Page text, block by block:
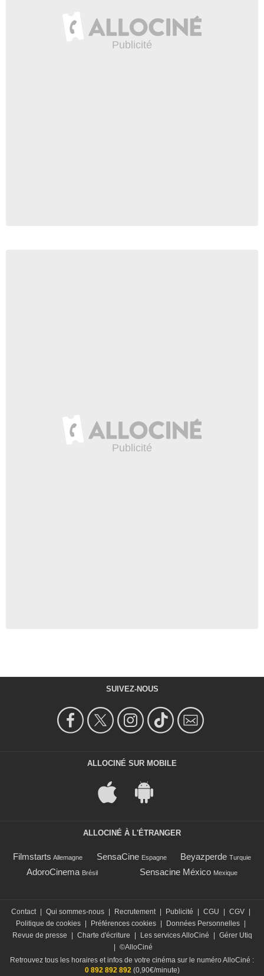
SUIVEZ-NOUS
ALLOCINÉ SUR MOBILE
ALLOCINÉ À L'ÉTRANGER
Filmstarts Allemagne SensaCine Espagne Beyazperde Turquie
AdoroCinema Brésil Sensacine México Mexique
Contact Qui sommes-nous Recrutement Publicité CGU CGV
Politique de cookies
Préférences cookies Données Personnelles
Revue de presse
Charte d'écriture Les services AlloCiné
Gérer Utiq
©AlloCiné
Retrouvez tous les horaires et infos de votre cinéma sur le numéro AlloCiné :
0 892 892 892(0,90€/minute)